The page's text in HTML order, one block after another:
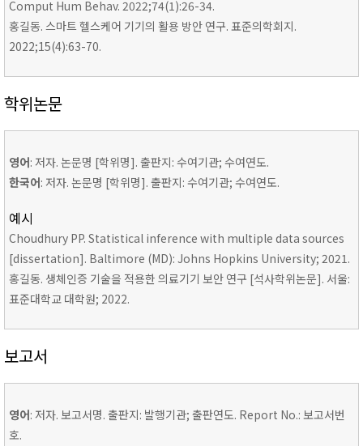
Comput Hum Behav. 2022;74(1):26-34.
홍길동. 스마트 헬스케어 기기의 활용 방안 연구. 표준의학회지.
2022;15(4):63-70.
학위논문
영어: 저자. 논문명 [학위명]. 출판지: 수여기관; 수여연도.
한국어: 저자. 논문명 [학위명]. 출판지: 수여기관; 수여연도.
예시
Choudhury PP. Statistical inference with multiple data sources
[dissertation]. Baltimore (MD): Johns Hopkins University; 2021.
홍길동. 생체인증 기술을 적용한 의료기기 보안 연구 [석사학위논문]. 서울:
표준대학교 대학원; 2022.
보고서
영어: 저자. 보고서명. 출판지: 발행기관; 출판연도. Report No.: 보고서번
호.